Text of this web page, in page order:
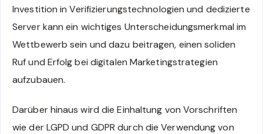
Investition in Verifizierungstechnologien und dedizierte
Server kann ein wichtiges Unterscheidungsmerkmal im
Wettbewerb sein und dazu beitragen, einen soliden
Ruf und Erfolg bei digitalen Marketingstrategien
aufzubauen.
Darüber hinaus wird die Einhaltung von Vorschriften
wie der LGPD und GDPR durch die Verwendung von